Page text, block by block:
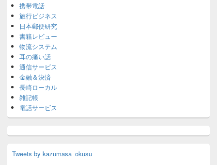
携帯電話
旅行ビジネス
日本郵便研究
書籍レビュー
物流システム
耳の痛い話
通信サービス
金融＆決済
長崎ローカル
雑記帳
電話サービス
Tweets by kazumasa_okusu